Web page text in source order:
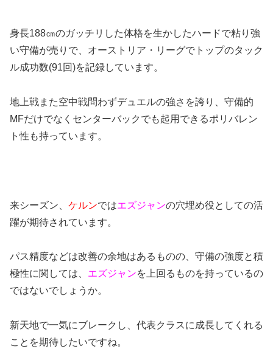
身長188㎝のガッチリした体格を生かしたハードで粘り強
い守備が売りで、オーストリア・リーグでトップのタック
ル成功数(91回)を記録しています。
地上戦また空中戦問わずデュエルの強さを誇り、守備的
MFだけでなくセンターバックでも起用できるポリバレン
ト性も持っています。
来シーズン、 ケルンではエズジャンの穴埋め役としての活
躍が期待されています。
パス精度などは改善の余地はあるものの、守備の強度と積
極性に関しては、 エズジャンを上回るものを持っているの
ではないでしょうか。
新天地で一気にブレークし、代表クラスに成長してくれる
ことを期待したいですね。